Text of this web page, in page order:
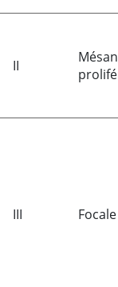
II
III Focale